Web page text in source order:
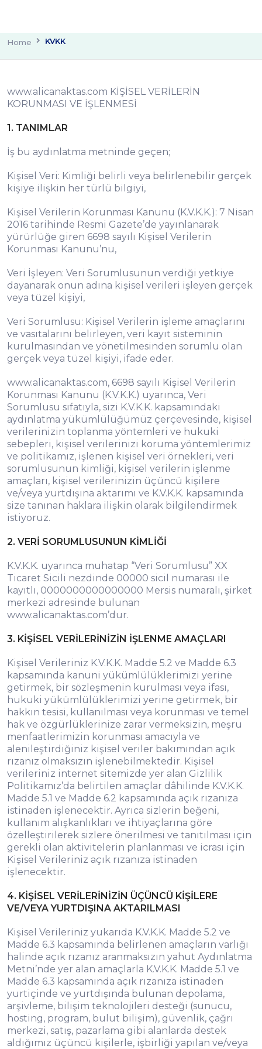
Home KVKK
www.alicanaktas.com KİŞİSEL VERİLERİN
KORUNMASI VE İŞLENMESİ
1. TANIMLAR
İş bu aydınlatma metninde geçen;
Kişisel Veri: Kimliği belirli veya belirlenebilir gerçek
kişiye ilişkin her türlü bilgiyi,
Kişisel Verilerin Korunması Kanunu (K.V.K.K.): 7 Nisan
2016 tarihinde Resmi Gazete’de yayınlanarak
yürürlüğe giren 6698 sayılı Kişisel Verilerin
Korunması Kanunu’nu,
Veri İşleyen: Veri Sorumlusunun verdiği yetkiye
dayanarak onun adına kişisel verileri işleyen gerçek
veya tüzel kişiyi,
Veri Sorumlusu: Kişisel Verilerin işleme amaçlarını
ve vasıtalarını belirleyen, veri kayıt sisteminin
kurulmasından ve yönetilmesinden sorumlu olan
gerçek veya tüzel kişiyi, ifade eder.
www.alicanaktas.com, 6698 sayılı Kişisel Verilerin
Korunması Kanunu (K.V.K.K.) uyarınca, Veri
Sorumlusu sıfatıyla, sizi K.V.K.K. kapsamındaki
aydınlatma yükümlülüğümüz çerçevesinde, kişisel
verilerinizin toplanma yöntemleri ve hukuki
sebepleri, kişisel verilerinizi koruma yöntemlerimiz
ve politikamız, işlenen kişisel veri örnekleri, veri
sorumlusunun kimliği, kişisel verilerin işlenme
amaçları, kişisel verilerinizin üçüncü kişilere
ve/veya yurtdışına aktarımı ve K.V.K.K. kapsamında
size tanınan haklara ilişkin olarak bilgilendirmek
istiyoruz.
2. VERİ SORUMLUSUNUN KİMLİĞİ
K.V.K.K. uyarınca muhatap “Veri Sorumlusu” XX
Ticaret Sicili nezdinde 00000 sicil numarası ile
kayıtlı, 0000000000000000 Mersis numaralı, şirket
merkezi adresinde bulunan
www.alicanaktas.com’dur.
3. KİŞİSEL VERİLERİNİZİN İŞLENME AMAÇLARI
Kişisel Verileriniz K.V.K.K. Madde 5.2 ve Madde 6.3
kapsamında kanuni yükümlülüklerimizi yerine
getirmek, bir sözleşmenin kurulması veya ifası,
hukuki yükümlülüklerimizi yerine getirmek, bir
hakkın tesisi, kullanılması veya korunması ve temel
hak ve özgürlüklerinize zarar vermeksizin, meşru
menfaatlerimizin korunması amacıyla ve
alenileştirdiğiniz kişisel veriler bakımından açık
rızanız olmaksızın işlenebilmektedir. Kişisel
verileriniz internet sitemizde yer alan Gizlilik
Politikamız’da belirtilen amaçlar dâhilinde K.V.K.K.
Madde 5.1 ve Madde 6.2 kapsamında açık rızanıza
istinaden işlenecektir. Ayrıca sizlerin beğeni,
kullanım alışkanlıkları ve ihtiyaçlarına göre
özelleştirilerek sizlere önerilmesi ve tanıtılması için
gerekli olan aktivitelerin planlanması ve icrası için
Kişisel Verileriniz açık rızanıza istinaden
işlenecektir.
4. KİŞİSEL VERİLERİNİZİN ÜÇÜNCÜ KİŞİLERE
VE/VEYA YURTDIŞINA AKTARILMASI
Kişisel Verileriniz yukarıda K.V.K.K. Madde 5.2 ve
Madde 6.3 kapsamında belirlenen amaçların varlığı
halinde açık rızanız aranmaksızın yahut Aydınlatma
Metni’nde yer alan amaçlarla K.V.K.K. Madde 5.1 ve
Madde 6.3 kapsamında açık rızanıza istinaden
yurtiçinde ve yurtdışında bulunan depolama,
arşivleme, bilişim teknolojileri desteği (sunucu,
hosting, program, bulut bilişim), güvenlik, çağrı
merkezi, satış, pazarlama gibi alanlarda destek
aldığımız üçüncü kişilerle, işbirliği yapılan ve/veya